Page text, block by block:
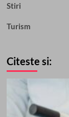
Stiri
Turism
Citeste si: